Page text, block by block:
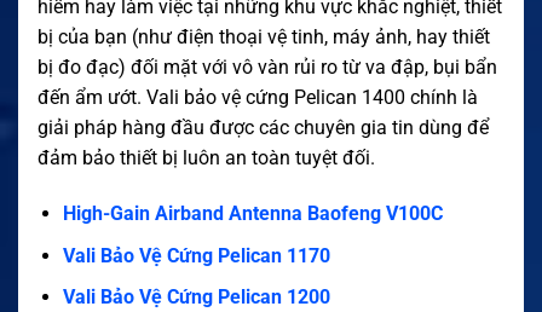
hiểm hay làm việc tại những khu vực khắc nghiệt, thiết
bị của bạn (như điện thoại vệ tinh, máy ảnh, hay thiết
bị đo đạc) đối mặt với vô vàn rủi ro từ va đập, bụi bẩn
đến ẩm ướt. Vali bảo vệ cứng Pelican 1400 chính là
giải pháp hàng đầu được các chuyên gia tin dùng để
đảm bảo thiết bị luôn an toàn tuyệt đối.
High-Gain Airband Antenna Baofeng V100C
Vali Bảo Vệ Cứng Pelican 1170
Vali Bảo Vệ Cứng Pelican 1200